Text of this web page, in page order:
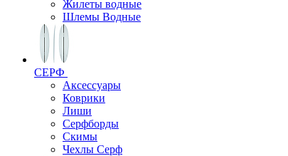
Жилеты водные
Шлемы Водные
СЕРФ
Аксессуары
Коврики
Лиши
Серфборды
Скимы
Чехлы Cерф